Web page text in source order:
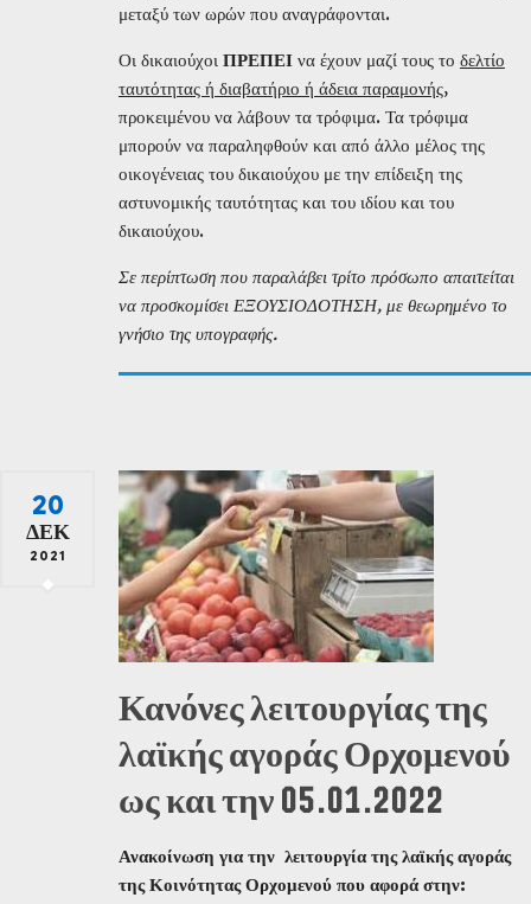
μεταξύ των ωρών που αναγράφονται.
Οι δικαιούχοι ΠΡΕΠΕΙ να έχουν μαζί τους το δελτίο
ταυτότητας ή διαβατήριο ή άδεια παραμονής,
προκειμένου να λάβουν τα τρόφιμα. Τα τρόφιμα
μπορούν να παραληφθούν και από άλλο μέλος της
οικογένειας του δικαιούχου με την επίδειξη της
αστυνομικής ταυτότητας και του ιδίου και του
δικαιούχου.
Σε περίπτωση που παραλάβει τρίτο πρόσωπο απαιτείται
να προσκομίσει ΕΞΟΥΣΙΟΔΟΤΗΣΗ, με θεωρημένο το
γνήσιο της υπογραφής.
20
ΔΕΚ
2021
Κανόνες λειτουργίας της
λαϊκής αγοράς Ορχομενού
ως και την 05.01.2022
Ανακοίνωση για την λειτουργία της λαϊκής αγοράς
της Κοινότητας Ορχομενού που αφορά στην: